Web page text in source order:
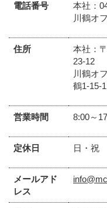
電話番号
本社：
川鶴オ
住所
本社：
23-12
川鶴オ
鶴1-15-
営業時間 8:00～
定休日 日・祝
メールアド
レス